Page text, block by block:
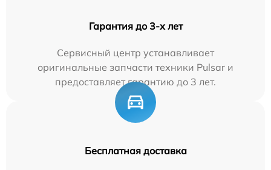
Гарантия до 3-х лет
Сервисный центр устанавливает
оригинальные запчасти техники Pulsar и
предоставляет гарантию до 3 лет.
Бесплатная доставка